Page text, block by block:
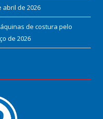
abril de 2026
de costura pelo
de 2026